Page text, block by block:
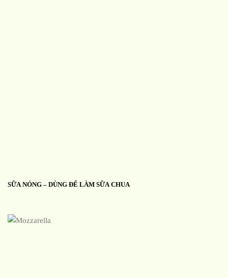
SỮA NÓNG – DÙNG ĐỂ LÀM SỮA CHUA